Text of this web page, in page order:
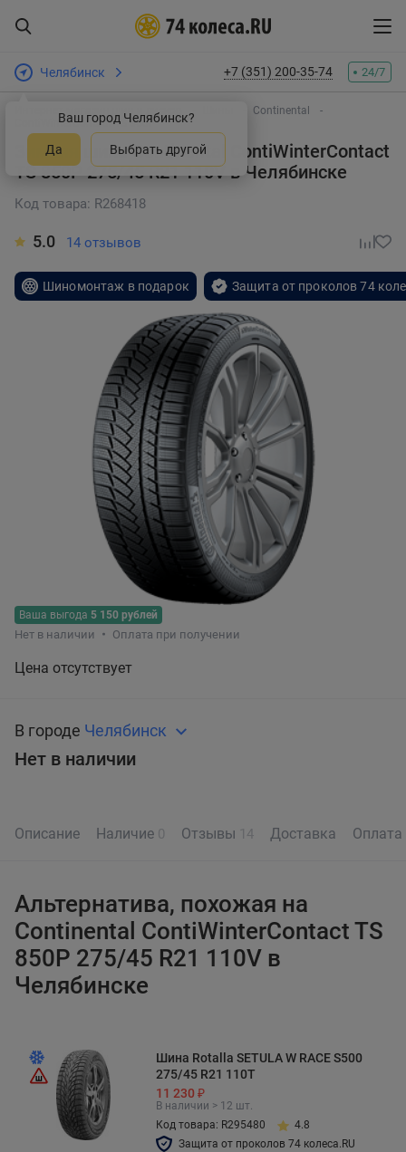
Челябинск
Ваш город Челябинск?
Да Выбрать другой
+7 (351) 200-35-74 24/7
Интернет-магазин шин и дисков
Continental
ContiWinterContact TS 850P
Зимняя шина Continental ContiWinterContact
TS 850P 275/45 R21 110V в Челябинске
Код товара: R268418
5.0 14 отзывов
Шиномонтаж в подарок Защита от проколов 74
Ваша выгода 5 150 рублей
Нет в наличии Оплата при получении
Цена отсутствует
В городе Челябинск
Нет в наличии
Описание Наличие 0 Отзывы 14 Доставка Оплата
Альтернатива, похожая на
Continental ContiWinterContact TS
850P 275/45 R21 110V в
Челябинске
Шина Rotalla SETULA W RACE S500
275/45 R21 110T
11 230 ₽
В наличии > 12 шт.
Код товара: R295480
4.8
Защита от проколов 74 колеса.RU